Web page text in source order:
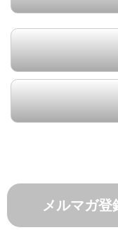
メルマガ登